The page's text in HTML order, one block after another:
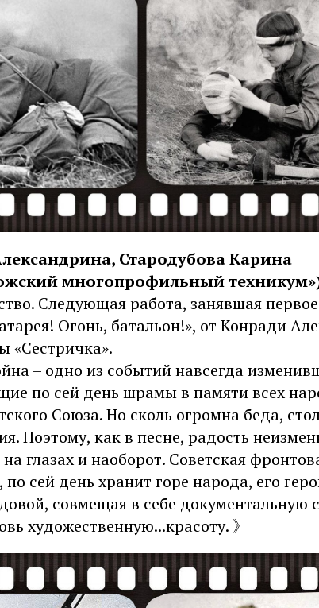
Стародубова Карина
многопрофильный
Следующая работа, занявшая
Огонь, батальон!», от Конради
«Сестричка».
– одно из событий навсегда
по сей день шрамы в памяти всех
Союза. Но сколь огромна беда,
Поэтому, как в песне, радость
глазах и наоборот. Советская
по сей день хранит горе народа, его
совмещая в себе документальную
художественную...красоту. 》